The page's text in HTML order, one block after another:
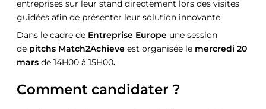
entreprises sur leur stand directement lors des visites
guidées afin de présenter leur solution innovante.
Dans le cadre de Entreprise Europe une session
de pitchs Match2Achieve est organisée le mercredi 20
mars de 14H00 à 15H00.
Comment candidater ?